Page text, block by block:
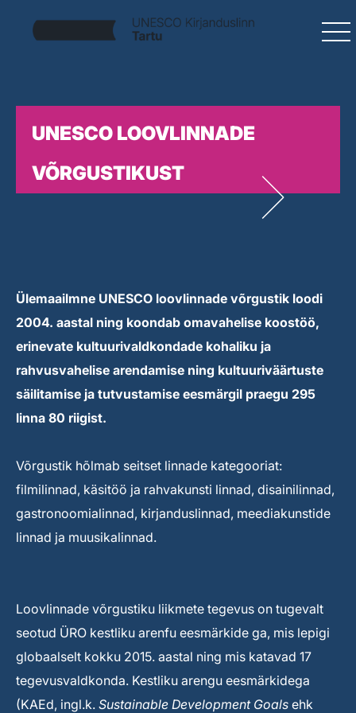
UNESCO LOOVLINNADE
VÕRGUSTIKUST
Ülemaailmne UNESCO loovlinnade võrgustik loodi
2004. aastal ning koondab omavahelise koostöö,
erinevate kultuurivaldkondade kohaliku ja
rahvusvahelise arendamise ning kultuuriväärtuste
säilitamise ja tutvustamise eesmärgil praegu 295
linna 80 riigist.
Võrgustik hõlmab seitset linnade kategooriat:
filmilinnad, käsitöö ja rahvakunsti linnad, disainilinnad,
gastronoomialinnad, kirjanduslinnad, meediakunstide
linnad ja muusikalinnad.
Loovlinnade võrgustiku liikmete tegevus on tugevalt
seotud ÜRO kestliku arenfu eesmärkide ga, mis lepigi
globaalselt kokku 2015. aastal ning mis katavad 17
tegevusvaldkonda. Kestliku arengu eesmärkidega
(KAEd, ingl.k. Sustainable Development Goals ehk